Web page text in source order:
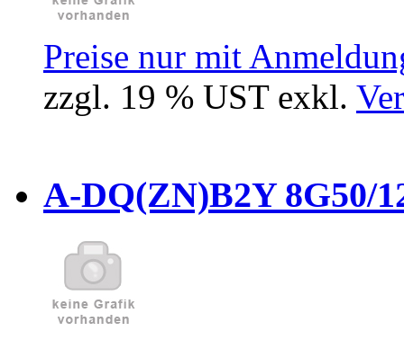
Preise nur mit
zzgl. 19 % UST exkl.
A-DQ(ZN)B2Y 8G50/